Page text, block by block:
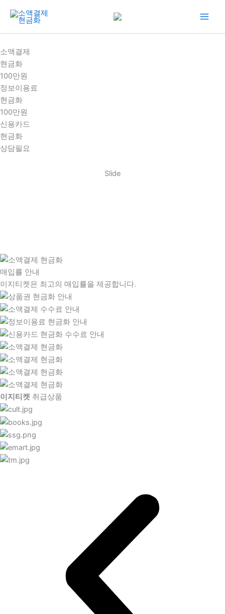
건
너
뛰
기
소액결제
현금화
100만원
정보이용료
현금화
100만원
신용카드
현금화
상담필요
Slide
매입률 안내
이지티켓은 최고의 매입률을 제공합니다.
이지티켓 취급상품